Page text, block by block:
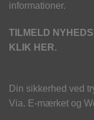
informationer.
TILMELD
KLIK HER.
Din sikkerhed ved
Via. E-mærket og